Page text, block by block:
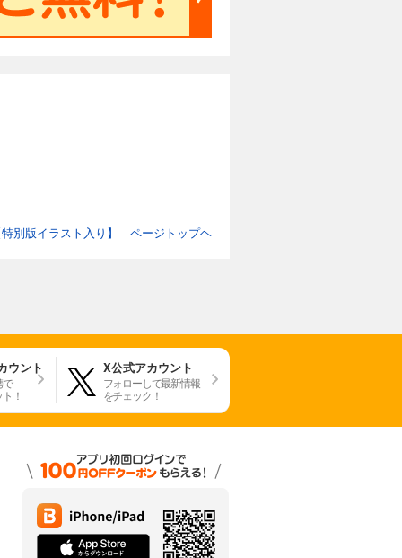
別版イラスト入り】 ページトップヘ
ウント
で
！
X公式アカウント
フォローして最新情報
をチェック！